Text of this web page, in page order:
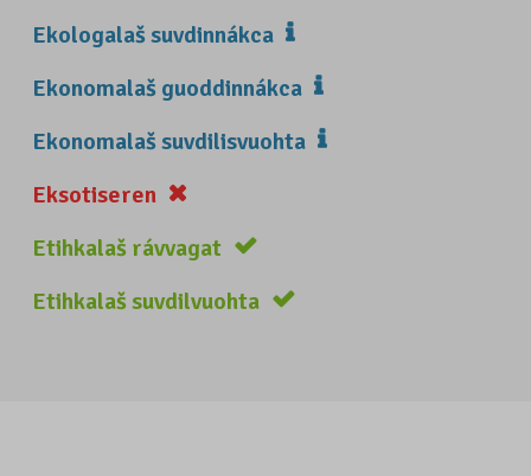
Ekologalaš suvdinnákca
Ekonomalaš guoddinnákca
Ekonomalaš suvdilisvuohta
Eksotiseren
Etihkalaš rávvagat
Etihkalaš suvdilvuohta